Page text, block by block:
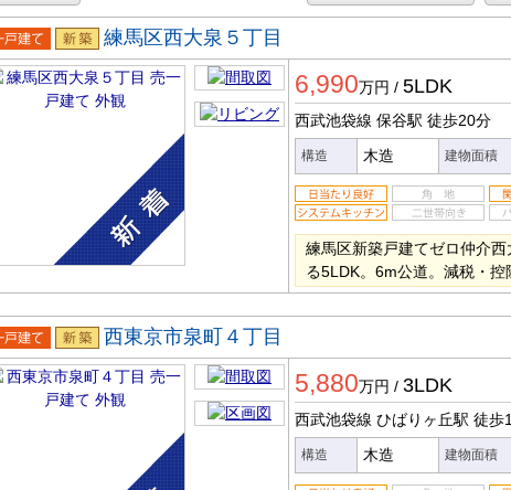
戸建 新築
練馬区西大泉５丁目
6,990万円 / 5LDK
西武池袋線 保谷駅 徒歩20分
構造 木造 建物面積
練馬区新築戸建てゼロ仲介
る5LDK。6m公道。減税・控
戸建 新築
西東京市泉町４丁目
5,880万円 / 3LDK
西武池袋線 ひばりヶ丘駅 徒歩
構造 木造 建物面積